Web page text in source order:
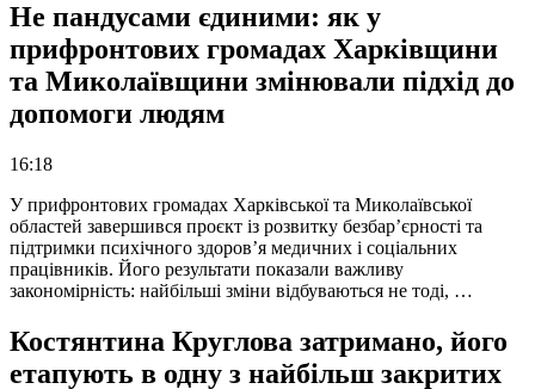
Не пандусами єдиними: як у
прифронтових громадах Харківщини
та Миколаївщини змінювали підхід до
допомоги людям
16:18
У прифронтових громадах Харківської та Миколаївської
областей завершився проєкт із розвитку безбар’єрності та
підтримки психічного здоров’я медичних і соціальних
працівників. Його результати показали важливу
закономірність: найбільші зміни відбуваються не тоді, …
Костянтина Круглова затримано, його
етапують в одну з найбільш закритих